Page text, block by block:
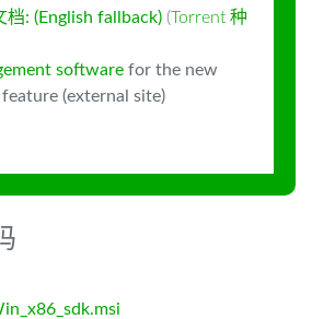
档: (English fallback) (Torrent 种
software for the new
(external site)